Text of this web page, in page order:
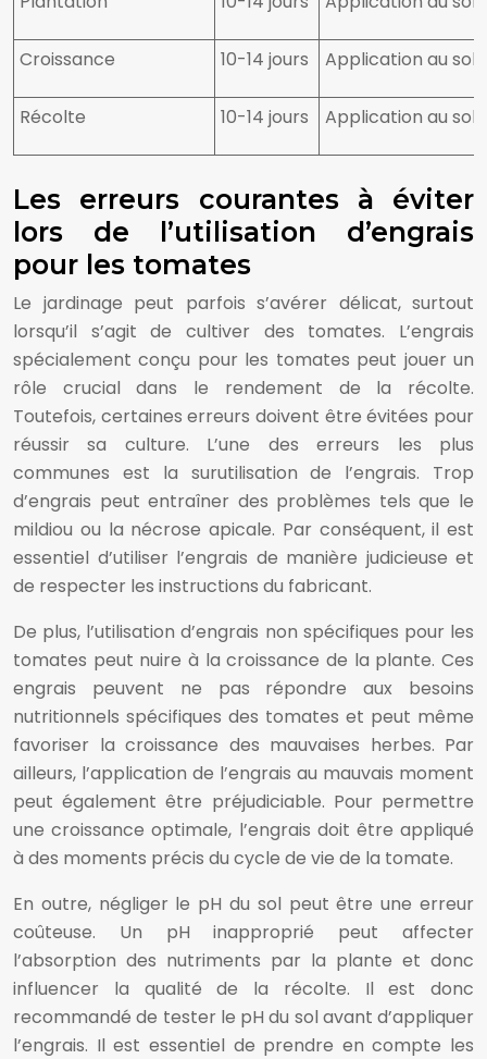
Croissance 10-14 jours Application au sol
Récolte 10-14 jours Application au sol
Les erreurs courantes à éviter
lors de l’utilisation d’engrais
pour les tomates
Le jardinage peut parfois s’avérer délicat, surtout
lorsqu’il s’agit de cultiver des tomates. L’engrais
spécialement conçu pour les tomates peut jouer un
rôle crucial dans le rendement de la récolte.
Toutefois, certaines erreurs doivent être évitées pour
réussir sa culture. L’une des erreurs les plus
communes est la surutilisation de l’engrais. Trop
d’engrais peut entraîner des problèmes tels que le
mildiou ou la nécrose apicale. Par conséquent, il est
essentiel d’utiliser l’engrais de manière judicieuse et
de respecter les instructions du fabricant.
De plus, l’utilisation d’engrais non spécifiques pour les
tomates peut nuire à la croissance de la plante. Ces
engrais peuvent ne pas répondre aux besoins
nutritionnels spécifiques des tomates et peut même
favoriser la croissance des mauvaises herbes. Par
ailleurs, l’application de l’engrais au mauvais moment
peut également être préjudiciable. Pour permettre
une croissance optimale, l’engrais doit être appliqué
à des moments précis du cycle de vie de la tomate.
En outre, négliger le pH du sol peut être une erreur
coûteuse. Un pH inapproprié peut affecter
l’absorption des nutriments par la plante et donc
influencer la qualité de la récolte. Il est donc
recommandé de tester le pH du sol avant d’appliquer
l’engrais. Il est essentiel de prendre en compte les